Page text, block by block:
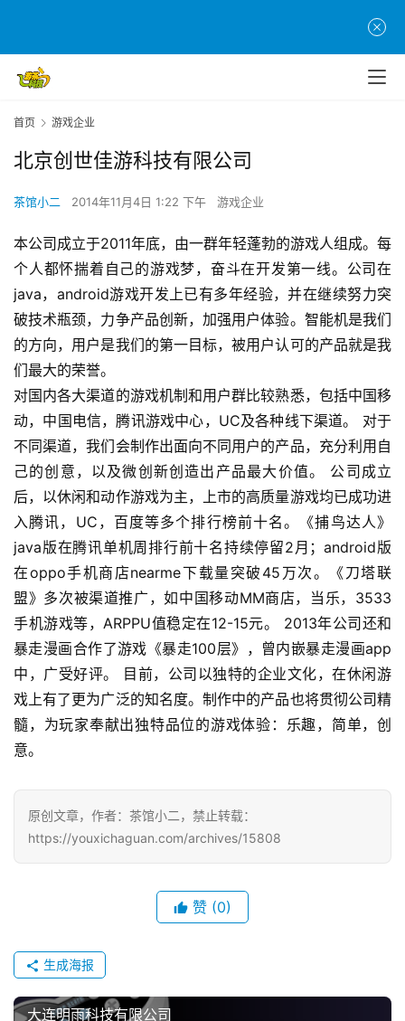
首
页
游
茶
原
创
游
戏
业
界
机
游
戏
单
机
游
戏
闲
游
戏
第
三
首页 游戏企业
北京创世佳游科技有限公司
茶馆小二 2014年11月4日 1:22 下午 游戏企业
本公司成立于2011年底，由一群年轻蓬勃的游戏人组成。每
个人都怀揣着自己的游戏梦，奋斗在开发第一线。公司在
java，android游戏开发上已有多年经验，并在继续努力突
破技术瓶颈，力争产品创新，加强用户体验。智能机是我们
的方向，用户是我们的第一目标，被用户认可的产品就是我
们最大的荣誉。
对国内各大渠道的游戏机制和用户群比较熟悉，包括中国移
动，中国电信，腾讯游戏中心，UC及各种线下渠道。 对于
不同渠道，我们会制作出面向不同用户的产品，充分利用自
己的创意，以及微创新创造出产品最大价值。 公司成立
后，以休闲和动作游戏为主，上市的高质量游戏均已成功进
入腾讯，UC，百度等多个排行榜前十名。《捕鸟达人》
java版在腾讯单机周排行前十名持续停留2月；android版
在oppo手机商店nearme下载量突破45万次。《刀塔联
盟》多次被渠道推广，如中国移动MM商店，当乐，3533
手机游戏等，ARPPU值稳定在12-15元。 2013年公司还和
暴走漫画合作了游戏《暴走100层》，曾内嵌暴走漫画app
中，广受好评。 目前，公司以独特的企业文化，在休闲游
戏上有了更为广泛的知名度。制作中的产品也将贯彻公司精
髓，为玩家奉献出独特品位的游戏体验：乐趣，简单，创
意。
原创文章，作者：茶馆小二，禁止转载：
https://youxichaguan.com/archives/15808
赞 (0)
生成海报
大连明雨科技有限公司